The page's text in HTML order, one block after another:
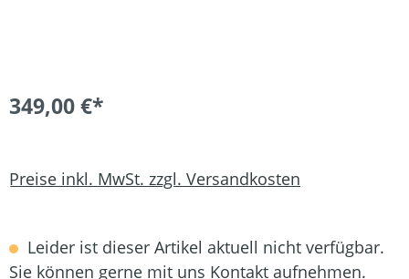
349,00 €*
Preise inkl. MwSt. zzgl. Versandkosten
Leider ist dieser Artikel aktuell nicht verfügbar.
Sie können gerne mit uns Kontakt aufnehmen.